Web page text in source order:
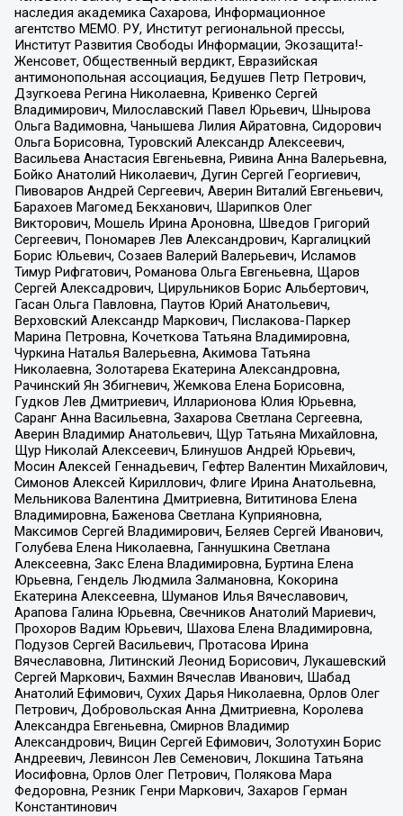
наследия академика Сахарова, Информационное
агентство МЕМО. РУ, Институт региональной прессы,
Институт Развития Свободы Информации, Экозащита!-
Женсовет, Общественный вердикт, Евразийская
антимонопольная ассоциация, Бедушев Петр Петрович,
Дзугкоева Регина Николаевна, Кривенко Сергей
Владимирович, Милославский Павел Юрьевич, Шнырова
Ольга Вадимовна, Чанышева Лилия Айратовна, Сидорович
Ольга Борисовна, Туровский Александр Алексеевич,
Васильева Анастасия Евгеньевна, Ривина Анна Валерьевна,
Бойко Анатолий Николаевич, Дугин Сергей Георгиевич,
Пивоваров Андрей Сергеевич, Аверин Виталий Евгеньевич,
Барахоев Магомед Бекханович, Шарипков Олег
Викторович, Мошель Ирина Ароновна, Шведов Григорий
Сергеевич, Пономарев Лев Александрович, Каргалицкий
Борис Юльевич, Созаев Валерий Валерьевич, Исламов
Тимур Рифгатович, Романова Ольга Евгеньевна, Щаров
Сергей Алексадрович, Цирульников Борис Альбертович,
Гасан Ольга Павловна, Паутов Юрий Анатольевич,
Верховский Александр Маркович, Пислакова-Паркер
Марина Петровна, Кочеткова Татьяна Владимировна,
Чуркина Наталья Валерьевна, Акимова Татьяна
Николаевна, Золотарева Екатерина Александровна,
Рачинский Ян Збигневич, Жемкова Елена Борисовна,
Гудков Лев Дмитриевич, Илларионова Юлия Юрьевна,
Саранг Анна Васильевна, Захарова Светлана Сергеевна,
Аверин Владимир Анатольевич, Щур Татьяна Михайловна,
Щур Николай Алексеевич, Блинушов Андрей Юрьевич,
Мосин Алексей Геннадьевич, Гефтер Валентин Михайлович,
Симонов Алексей Кириллович, Флиге Ирина Анатольевна,
Мельникова Валентина Дмитриевна, Вититинова Елена
Владимировна, Баженова Светлана Куприяновна,
Максимов Сергей Владимирович, Беляев Сергей Иванович,
Голубева Елена Николаевна, Ганнушкина Светлана
Алексеевна, Закс Елена Владимировна, Буртина Елена
Юрьевна, Гендель Людмила Залмановна, Кокорина
Екатерина Алексеевна, Шуманов Илья Вячеславович,
Арапова Галина Юрьевна, Свечников Анатолий Мариевич,
Прохоров Вадим Юрьевич, Шахова Елена Владимировна,
Подузов Сергей Васильевич, Протасова Ирина
Вячеславовна, Литинский Леонид Борисович, Лукашевский
Сергей Маркович, Бахмин Вячеслав Иванович, Шабад
Анатолий Ефимович, Сухих Дарья Николаевна, Орлов Олег
Петрович, Добровольская Анна Дмитриевна, Королева
Александра Евгеньевна, Смирнов Владимир
Александрович, Вицин Сергей Ефимович, Золотухин Борис
Андреевич, Левинсон Лев Семенович, Локшина Татьяна
Иосифовна, Орлов Олег Петрович, Полякова Мара
Федоровна, Резник Генри Маркович, Захаров Герман
Константинович